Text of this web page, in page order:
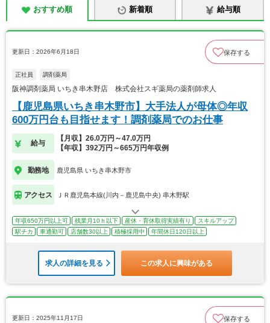
おすすめ順 新着順 給与順
更新日：2026年6月18日 保存する
正社員 調剤薬局
阪神調剤薬局 いちき串木野店 株式会社スギ薬局の薬剤師求人
【鹿児島県いちき串木野市】大手法人が母体◎年収
600万円台も目指せます！調剤薬局でのお仕事
給与
【月収】26.0万円～47.0万円
【年収】392万円～665万円年収例
勤務地 鹿児島県 いちき串木野市
アクセス ＪＲ鹿児島本線(川内－鹿児島中央) 串木野駅
年収650万円以上可 残業月10ｈ以下 産休・育休取得実績有り
スキルアップ
駅チカ
車通勤可 店舗数30以上 積極採用中 年間休日120日以上
求人の詳細を見る この求人に興味がある
更新日：2025年11月17日 保存する